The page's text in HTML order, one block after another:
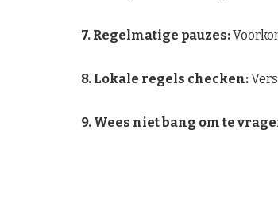
7. Regelmatige pauzes:
8. Lokale regels checken:
9. Wees niet bang om te